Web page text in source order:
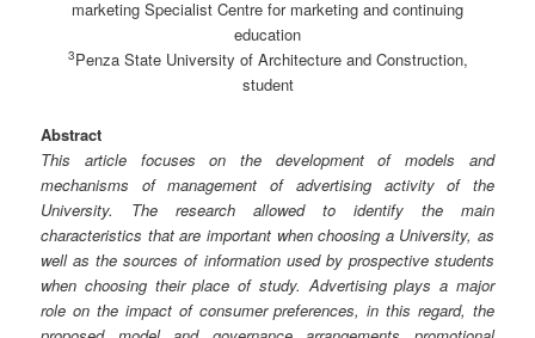
marketing Specialist Centre for marketing and continuing
education
3Penza State University of Architecture and Construction,
student
Abstract
This article focuses on the development of models and
mechanisms of management of advertising activity of the
University. The research allowed to identify the main
characteristics that are important when choosing a University, as
well as the sources of information used by prospective students
when choosing their place of study. Advertising plays a major
role on the impact of consumer preferences, in this regard, the